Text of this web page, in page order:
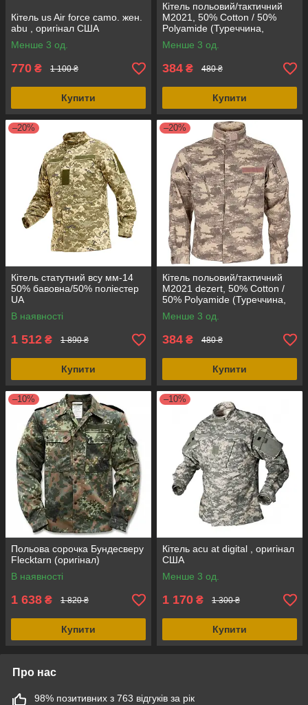
Кітель us Air force camo. жен.
abu , оригінал США
Менше 3 од.
770 ₴ 1 100 ₴
Купити
Кітель польовий/тактичний
M2021, 50% Cotton / 50%
Polyamide (Туреччина,
оригінал)
Менше 3 од.
384 ₴ 480 ₴
Купити
–20%
Кітель статутний всу мм-14
50% бавовна/50% поліестер
UA
В наявності
1 512 ₴ 1 890 ₴
Купити
–20%
Кітель польовий/тактичний
M2021 dezert, 50% Cotton /
50% Polyamide (Туреччина,
оригінал)
Менше 3 од.
384 ₴ 480 ₴
Купити
–10%
Польова сорочка Бундесверу
Flecktarn (оригінал)
В наявності
1 638 ₴ 1 820 ₴
Купити
–10%
Кітель acu at digital , оригінал
США
Менше 3 од.
1 170 ₴ 1 300 ₴
Купити
Про нас
98% позитивних з 763 відгуків за рік